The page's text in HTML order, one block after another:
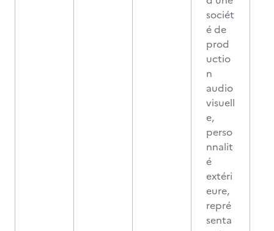
sociét
é de
prod
uctio
n
audio
visuell
e,
perso
nnalit
é
extéri
eure,
repré
senta